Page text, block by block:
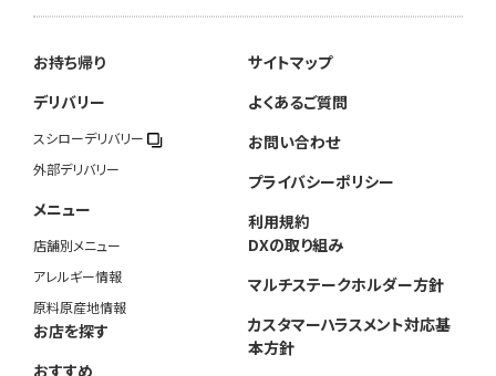
お持ち帰り
デリバリー
スシローデリバリー
外部デリバリー
メニュー
店舗別メニュー
アレルギー情報
原料原産地情報
お店を探す
おすすめ
サイトマップ
よくあるご質問
お問い合わせ
プライバシーポリシー
利用規約
DXの取り組み
マルチステークホルダー方針
カスタマーハラスメント対応基
本方針